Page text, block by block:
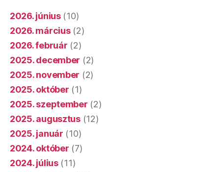
2026. június(10)
2026. március(2)
2026. február (2)
2025. december (2)
2025. november (2)
2025. október (1)
2025. szeptember (2)
2025. augusztus(12)
2025. január (10)
2024. október (7)
2024. július(11)